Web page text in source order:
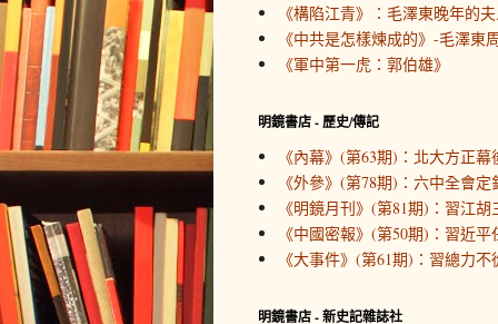
《構陷江青》：毛澤東晚年的
《中共是怎樣煉成的》-毛澤東
《軍中第一虎：郭伯雄》
明鏡書店 - 歷史/傳記
《內幕》(第63期)：北大方正幕
《外參》(第78期)：六中全會定
《明鏡月刊》(第81期)：習江胡
《中國密報》(第50期)：習近
《大事件》(第61期)：習總力不
明鏡書店 - 新史記雜誌社